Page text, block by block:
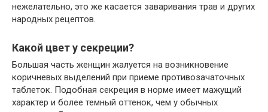
нежелательно, это же касается заваривания трав и других
народных рецептов.
Какой цвет у секреции?
Большая часть женщин жалуется на возникновение
коричневых выделений при приеме противозачаточных
таблеток. Подобная секреция в норме имеет мажущий
характер и более темный оттенок, чем у обычных